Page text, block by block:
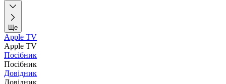
Ще
Apple TV
Apple TV
Посібник
Посібник
Довідник
Довідник